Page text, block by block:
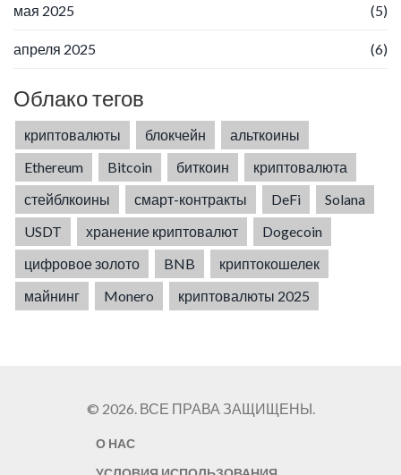
мая 2025 (5)
апреля 2025 (6)
Облако тегов
криптовалюты блокчейн
альткоины
Ethereum
Bitcoin биткоин
криптовалюта
стейблкоины
смарт-контракты DeFi
Solana
USDT
хранение криптовалют
Dogecoin
цифровое золото
BNB
криптокошелек
майнинг
Monero криптовалюты 2025
© 2026. ВСЕ ПРАВА ЗАЩИЩЕНЫ.
О НАС